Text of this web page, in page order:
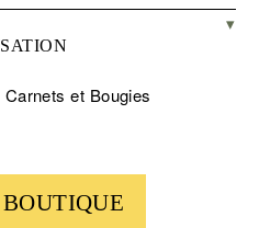
et Bougies